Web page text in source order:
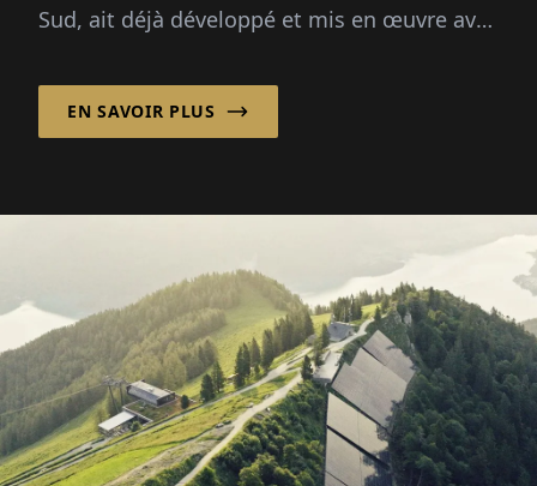
Sud, ait déjà développé et mis en œuvre avec
intelligentes pour les applications de
stockage...
EN SAVOIR PLUS